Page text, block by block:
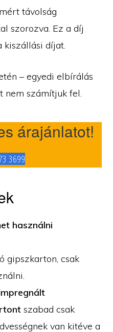
távolság
szorozva. Ez a díj
kiszállási díjat.
– egyedi elbírálás
nem számítjuk fel.
árajánlatot!
3699
használni
gipszkarton, csak
szabad csak
van kitéve a